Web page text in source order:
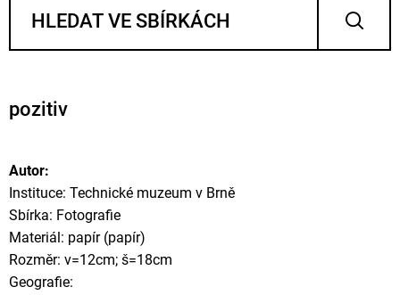
pozitiv
Autor:
Instituce: Technické muzeum v Brně
Sbírka: Fotografie
Materiál: papír (papír)
Rozměr: v=12cm; š=18cm
Geografie: